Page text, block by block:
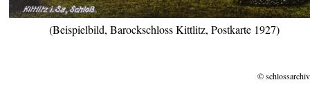
(Beispielbild, Barockschloss Kittlitz, Postkarte 1927)
©